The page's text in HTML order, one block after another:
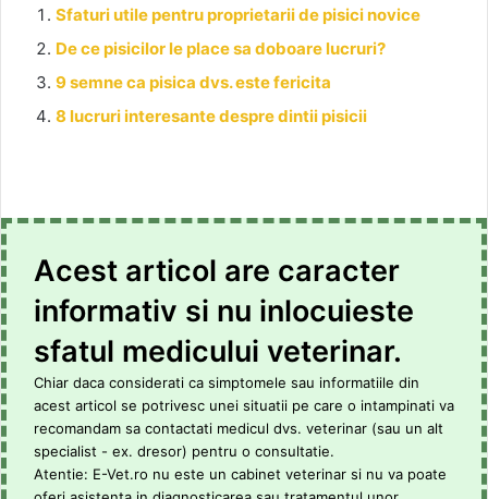
Sfaturi utile pentru proprietarii de pisici novice
De ce pisicilor le place sa doboare lucruri?
9 semne ca pisica dvs. este fericita
8 lucruri interesante despre dintii pisicii
Acest articol are caracter
informativ si nu inlocuieste
sfatul medicului veterinar.
Chiar daca considerati ca simptomele sau informatiile din
acest articol se potrivesc unei situatii pe care o intampinati va
recomandam sa contactati medicul dvs. veterinar (sau un alt
specialist - ex. dresor) pentru o consultatie.
Atentie: E-Vet.ro nu este un cabinet veterinar si nu va poate